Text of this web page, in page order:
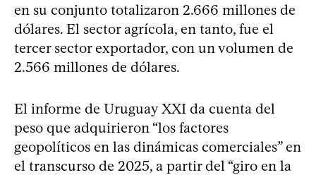
en su conjunto totalizaron 2.666 millones de
dólares. El sector agrícola, en tanto, fue el
tercer sector exportador, con un volumen de
2.566 millones de dólares.
El informe de Uruguay XXI da cuenta del
peso que adquirieron “los factores
geopolíticos en las dinámicas comerciales” en
el transcurso de 2025, a partir del “giro en la